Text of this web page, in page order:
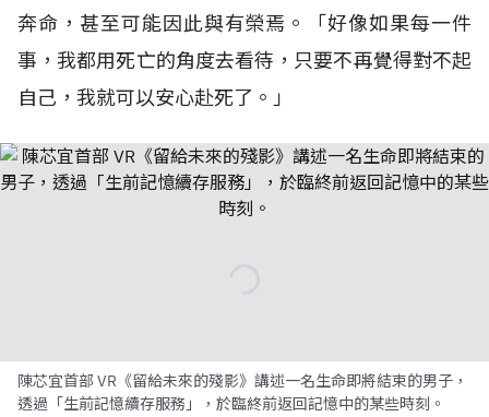
奔命，甚至可能因此與有榮焉。「好像如果每一件
事，我都用死亡的角度去看待，只要不再覺得對不起
自己，我就可以安心赴死了。」
陳芯宜首部 VR《留給未來的殘影》講述一名生命即將結束的男子，
透過「生前記憶續存服務」，於臨終前返回記憶中的某些時刻。